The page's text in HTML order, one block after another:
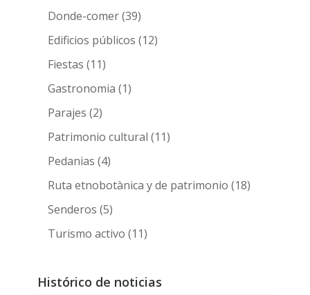
Donde-comer(39)
Edificios públicos (12)
Fiestas (11)
Gastronomia (1)
Parajes (2)
Patrimonio cultural (11)
Pedanias (4)
Ruta etnobotànica y de patrimonio (18)
Senderos (5)
Turismo activo (11)
Histórico de noticias